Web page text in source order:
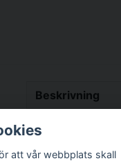
Beskrivning
Beskrivning
knappar, 1
att vår webbplats skall